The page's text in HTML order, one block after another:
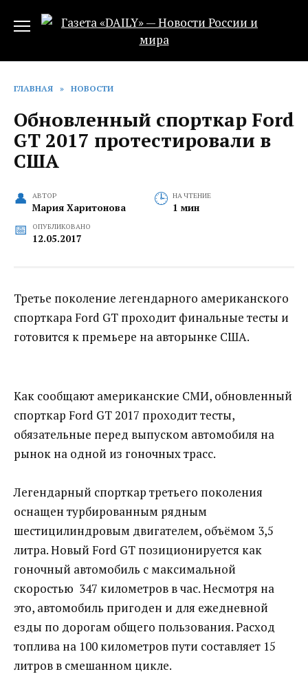
ГЛАВНАЯ » НОВОСТИ
Обновленный спорткар Ford
GT 2017 протестировали в
США
АВТОР
Мария Харитонова
НА ЧТЕНИЕ
1 мин
ОПУБЛИКОВАНО
12.05.2017
Третье поколение легендарного американского
спорткара Ford GT проходит финальные тесты и
готовится к премьере на авторынке США.
Как сообщают американские СМИ, обновленный
спорткар Ford GT 2017 проходит тесты,
обязательные перед выпуском автомобиля на
рынок на одной из гоночных трасс.
Легендарный спорткар третьего поколения
оснащен турбированным рядным
шестицилиндровым двигателем, объёмом 3,5
литра. Новый Ford GT позиционируется как
гоночный автомобиль с максимальной
скоростью 347 километров в час. Несмотря на
это, автомобиль пригоден и для ежедневной
езды по дорогам общего пользования. Расход
топлива на 100 километров пути составляет 15
литров в смешанном цикле.